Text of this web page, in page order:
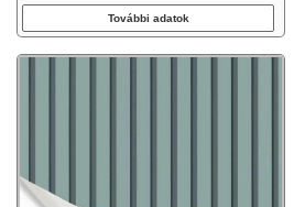
További adatok